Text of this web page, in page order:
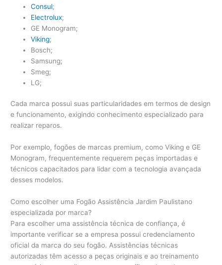
Consul;
Electrolux;
GE Monogram;
Viking;
Bosch;
Samsung;
Smeg;
LG;
Cada marca possui suas particularidades em termos de design
e funcionamento, exigindo conhecimento especializado para
realizar reparos.
Por exemplo, fogões de marcas premium, como Viking e GE
Monogram, frequentemente requerem peças importadas e
técnicos capacitados para lidar com a tecnologia avançada
desses modelos.
Como escolher uma Fogão Assistência Jardim Paulistano
especializada por marca?
Para escolher uma assistência técnica de confiança, é
importante verificar se a empresa possui credenciamento
oficial da marca do seu fogão. Assistências técnicas
autorizadas têm acesso a peças originais e ao treinamento